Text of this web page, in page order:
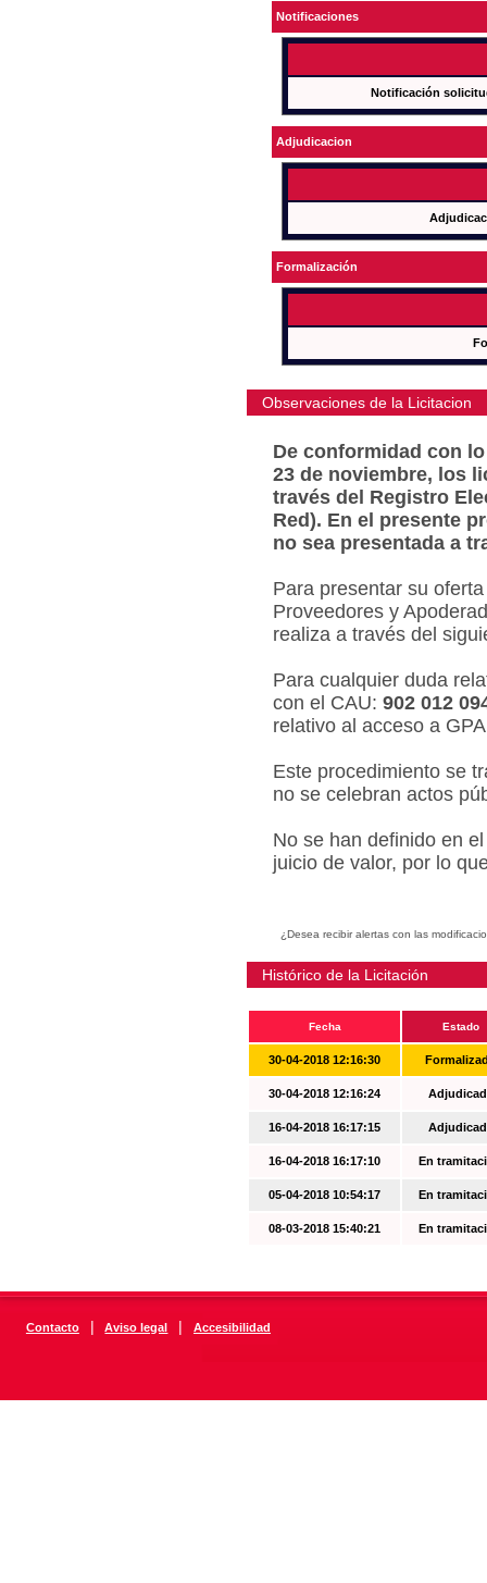
Notificaciones
Notificación
Adjudicacion
Formalización
Observaciones de la Licitacion
De conformidad con
23 de noviembre, los
través del Registro
Red). En el presente
no sea presentada a
Para presentar su
Proveedores y
realiza a través del
Para cualquier duda
con el CAU: 902 012
relativo al acceso a
Este procedimiento se
no se celebran actos
No se han definido en
juicio de valor, por lo
¿Desea recibir alertas con las
Histórico de la Licitación
Fecha Estado
30-04-2018 12:16:30
30-04-2018 12:16:24
16-04-2018 16:17:15
16-04-2018 16:17:10 En
05-04-2018 10:54:17 En
08-03-2018 15:40:21 En
Contacto | Aviso legal | Accesibilidad